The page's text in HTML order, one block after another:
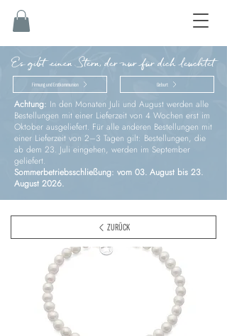
Es gibt einen Stern, der nur für dich leuchtet
Firmung und Erstkommunion Geburt
Achtung: In den Monaten Juli und August werden alle
Bestellungen mit einer Lieferzeit von 4 Wochen erst im
Oktober ausgeliefert. Für alle anderen Bestellungen mit
einer Lieferzeit von 2–3 Tagen gilt: Bestellungen, die
ab dem 23. Juli eingehen, werden im September
geliefert.
Sommerbetriebsschließung: vom 03. August bis 23.
August 2026.
ZURÜCK